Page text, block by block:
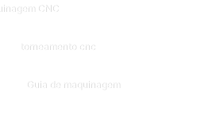
CNC
torneamento cnc
Guia de maquinagem